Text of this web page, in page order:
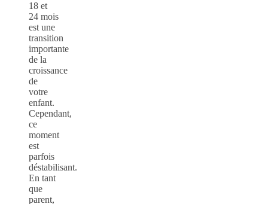
18 et
24 mois
est une
transition
importante
de la
croissance
de
votre
enfant.
Cependant,
ce
moment
est
parfois
déstabilisant.
En tant
que
parent,